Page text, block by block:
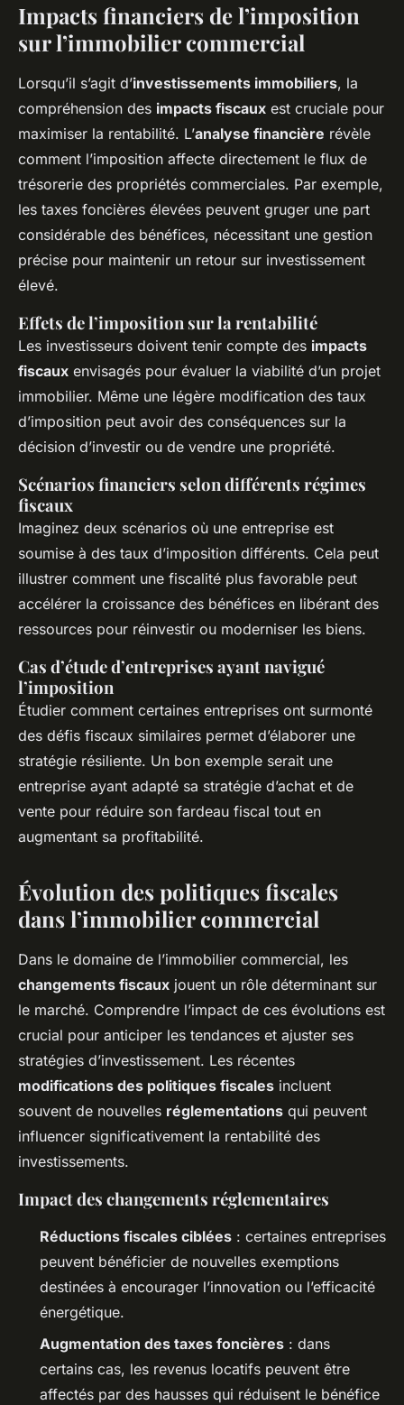
Impacts financiers de l’imposition
sur l’immobilier commercial
Lorsqu’il s’agit d’investissements immobiliers, la
compréhension des impacts fiscaux est cruciale pour
maximiser la rentabilité. L’analyse financière révèle
comment l’imposition affecte directement le flux de
trésorerie des propriétés commerciales. Par exemple,
les taxes foncières élevées peuvent gruger une part
considérable des bénéfices, nécessitant une gestion
précise pour maintenir un retour sur investissement
élevé.
Effets de l’imposition sur la rentabilité
Les investisseurs doivent tenir compte des impacts
fiscaux envisagés pour évaluer la viabilité d’un projet
immobilier. Même une légère modification des taux
d’imposition peut avoir des conséquences sur la
décision d’investir ou de vendre une propriété.
Scénarios financiers selon différents régimes
fiscaux
Imaginez deux scénarios où une entreprise est
soumise à des taux d’imposition différents. Cela peut
illustrer comment une fiscalité plus favorable peut
accélérer la croissance des bénéfices en libérant des
ressources pour réinvestir ou moderniser les biens.
Cas d’étude d’entreprises ayant navigué
l’imposition
Étudier comment certaines entreprises ont surmonté
des défis fiscaux similaires permet d’élaborer une
stratégie résiliente. Un bon exemple serait une
entreprise ayant adapté sa stratégie d’achat et de
vente pour réduire son fardeau fiscal tout en
augmentant sa profitabilité.
Évolution des politiques fiscales
dans l’immobilier commercial
Dans le domaine de l’immobilier commercial, les
changements fiscaux jouent un rôle déterminant sur
le marché. Comprendre l’impact de ces évolutions est
crucial pour anticiper les tendances et ajuster ses
stratégies d’investissement. Les récentes
modifications des politiques fiscales incluent
souvent de nouvelles réglementations qui peuvent
influencer significativement la rentabilité des
investissements.
Impact des changements réglementaires
Réductions fiscales ciblées : certaines entreprises
peuvent bénéficier de nouvelles exemptions
destinées à encourager l’innovation ou l’efficacité
énergétique.
Augmentation des taxes foncières : dans
certains cas, les revenus locatifs peuvent être
affectés par des hausses qui réduisent le bénéfice